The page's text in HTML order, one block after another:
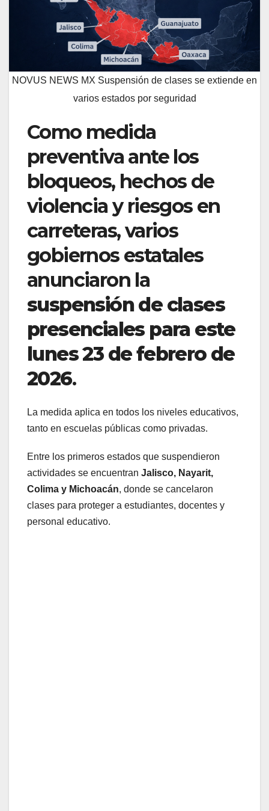
NOVUS NEWS MX Suspensión de clases se extiende en
varios estados por seguridad
Como medida
preventiva ante los
bloqueos, hechos de
violencia y riesgos en
carreteras, varios
gobiernos estatales
anunciaron la
suspensión de clases
presenciales para este
lunes 23 de febrero de
2026.
La medida aplica en todos los niveles educativos,
tanto en escuelas públicas como privadas.
Entre los primeros estados que suspendieron
actividades se encuentran Jalisco, Nayarit,
Colima y Michoacán, donde se cancelaron
clases para proteger a estudiantes, docentes y
personal educativo.